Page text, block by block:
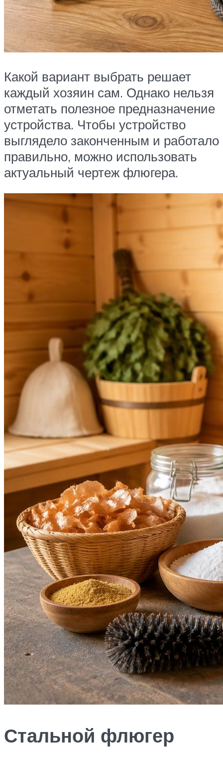
Какой вариант выбрать решает
каждый хозяин сам. Однако нельзя
отметать полезное предназначение
устройства. Чтобы устройство
выглядело законченным и работало
правильно, можно использовать
актуальный чертеж флюгера.
Стальной флюгер